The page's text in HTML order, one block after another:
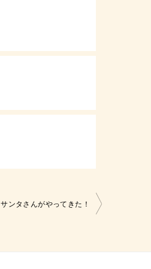
サンタさんがやってきた！